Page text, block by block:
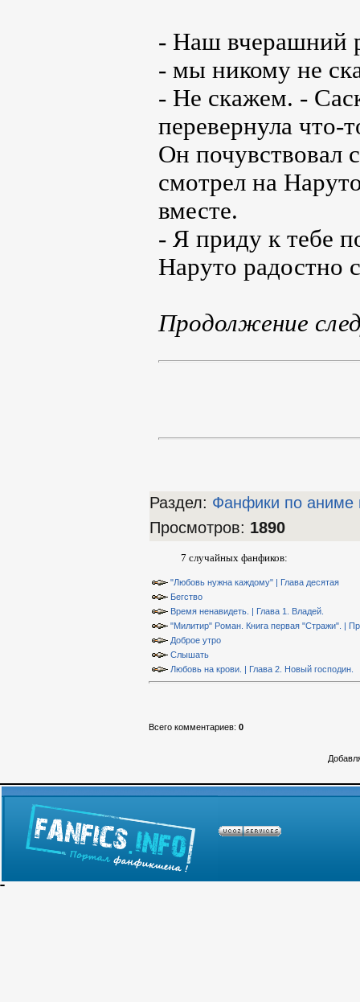
- Наш вчерашний
- мы никому не
- Не скажем. -
перевернула что-
Он почувствовал
смотрел на
вместе.
- Я приду к тебе
Наруто радостно
Продолжение
Раздел: Фанфики по аниме
Просмотров: 1890
7 случайных фанфиков:
"Любовь нужна каждому" | Глава десятая
Бегство
Время ненавидеть. | Глава 1. Владей.
"Милитир" Роман. Книга первая "Стражи". |
Доброе утро
Слышать
Любовь на крови. | Глава 2. Новый господин.
Всего комментариев: 0